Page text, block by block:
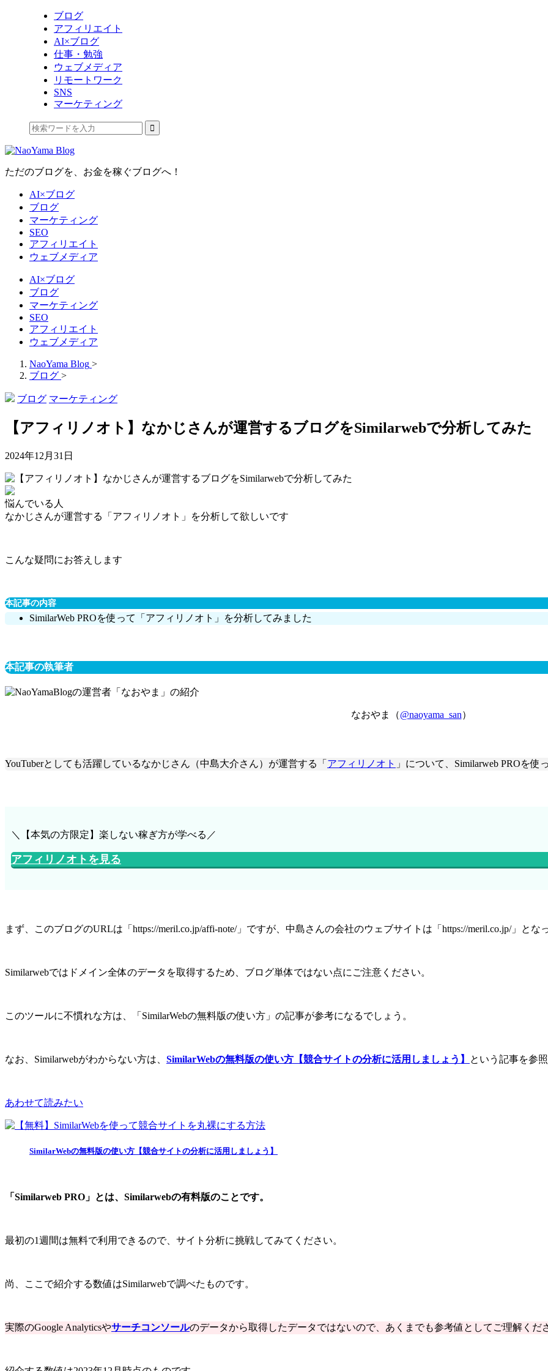
ブログ
アフィリエイト
AI×ブログ
仕事・勉強
ウェブメディア
リモートワーク
SNS
マーケティング
ただのブログを、お金を稼ぐブログへ！
AI×ブログ
ブログ
マーケティング
SEO
アフィリエイト
ウェブメディア
AI×ブログ
ブログ
マーケティング
SEO
アフィリエイト
ウェブメディア
NaoYama Blog >
ブログ >
ブログ マーケティング
【アフィリノオト】なかじさんが運営するブログをSimilarwebで分析してみた
2024年12月31日
悩んでいる人
なかじさんが運営する「アフィリノオト」を分析して欲しいです
こんな疑問にお答えします
本記事の内容
SimilarWeb PROを使って「アフィリノオト」を分析してみました
本記事の執筆者
なおやま（@naoyama_san）
YouTuberとしても活躍しているなかじさん（中島大介さん）が運営する「 アフィリノオト 」について、Similarweb PROを
＼【本気の方限定】楽しない稼ぎ方が学べる／
アフィリノオトを見る
まず、このブログのURLは「https://meril.co.jp/affi-note/」ですが、中島さんの会社のウェブサイトは「https://meril.co.jp/」と
Similarwebではドメイン全体のデータを取得するため、ブログ単体ではない点にご注意ください。
このツールに不慣れな方は、「SimilarWebの無料版の使い方」の記事が参考になるでしょう。
なお、Similarwebがわからない方は、 SimilarWebの無料版の使い方【競合サイトの分析に活用しましょう】 という記事を参
あわせて読みたい
SimilarWebの無料版の使い方【競合サイトの分析に活用しましょう】
「Similarweb PRO」とは、Similarwebの有料版のことです。
最初の1週間は無料で利用できるので、サイト分析に挑戦してみてください。
尚、ここで紹介する数値はSimilarwebで調べたものです。
実際のGoogle Analyticsやサーチコンソールのデータから取得したデータではないので、あくまでも参考値としてご理解くだ